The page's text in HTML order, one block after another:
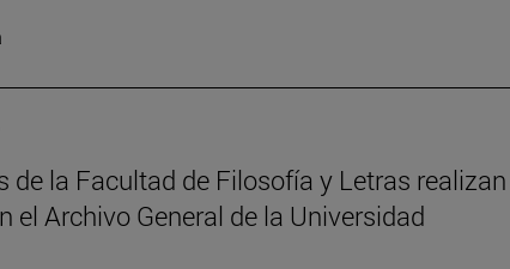
de la Facultad de Filosofía y Letras realizan
el Archivo General de la Universidad